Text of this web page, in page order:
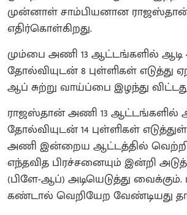
முன்னாள் சாம்பியனான
எதிர்கொள்கிறது.
மும்பை அணி 13 ஆட்டங்களில் ஆடி
தோல்வியுடன் 8 புள்ளிகள் எடுத்து
ஆப் சுற்று வாய்ப்பை இழந்து
ராஜஸ்தான் அணி 13 ஆட்டங்களில்
தோல்வியுடன் 14 புள்ளிகள்
அணி இன்றைய ஆட்டத்தில்
எந்தவித பிரச்சனையும் இன்றி
(பிளே-ஆப்) அடியெடுத்து
கண்டால் வெறியேற வேண்டியது